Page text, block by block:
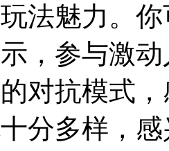
法魅力。
，参与激
对抗模式
分多样，